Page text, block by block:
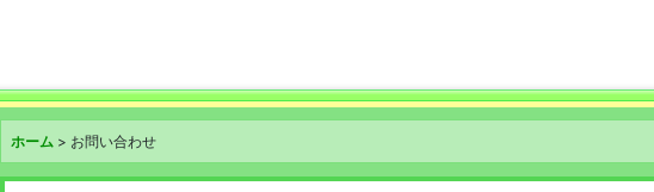
ホーム > お問い合わせ